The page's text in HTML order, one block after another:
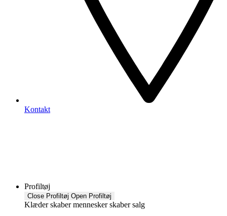
Kontakt
Profiltøj
Close Profiltøj Open Profiltøj
Klæder skaber mennesker skaber salg